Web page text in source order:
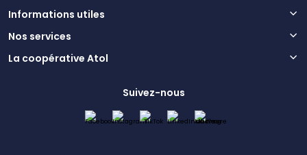
Informations utiles
Nos services
La coopérative Atol
Suivez-nous